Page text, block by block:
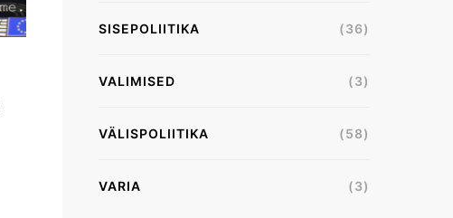
SISEPOLIITIKA (36)
VALIMISED (3)
VÄLISPOLIITIKA (58)
VARIA (3)